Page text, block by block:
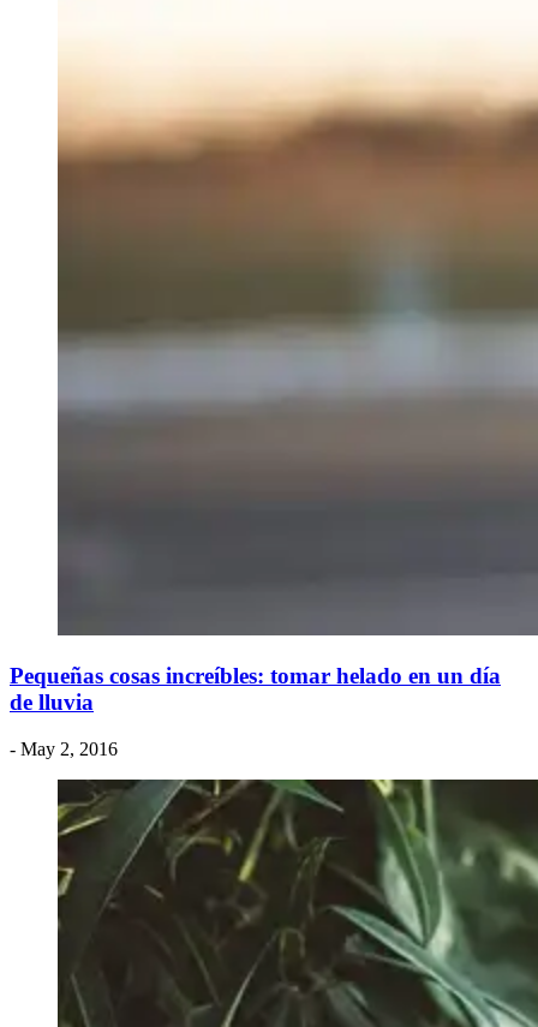
Pequeñas cosas increíbles: tomar helado en un día
de lluvia
- May 2, 2016